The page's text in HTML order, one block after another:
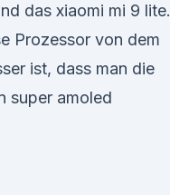
das xiaomi mi 9 lite.
Prozessor von dem
ist, dass man die
super amoled